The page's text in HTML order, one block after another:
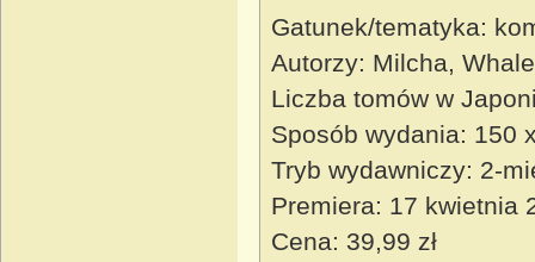
Gatunek/tematyka:
Autorzy: Milcha, Whale
Liczba tomów w
Sposób wydania: 150
Tryb wydawniczy: 2-
Premiera: 17 kwietnia
Cena: 39,99 zł